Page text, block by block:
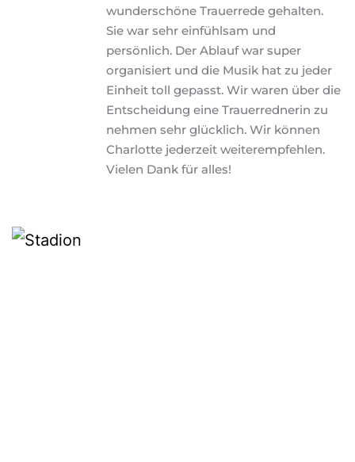
wunderschöne Trauerrede gehalten.
Sie war sehr einfühlsam und
persönlich. Der Ablauf war super
organisiert und die Musik hat zu jeder
Einheit toll gepasst. Wir waren über die
Entscheidung eine Trauerrednerin zu
nehmen sehr glücklich. Wir können
Charlotte jederzeit weiterempfehlen.
Vielen Dank für alles!